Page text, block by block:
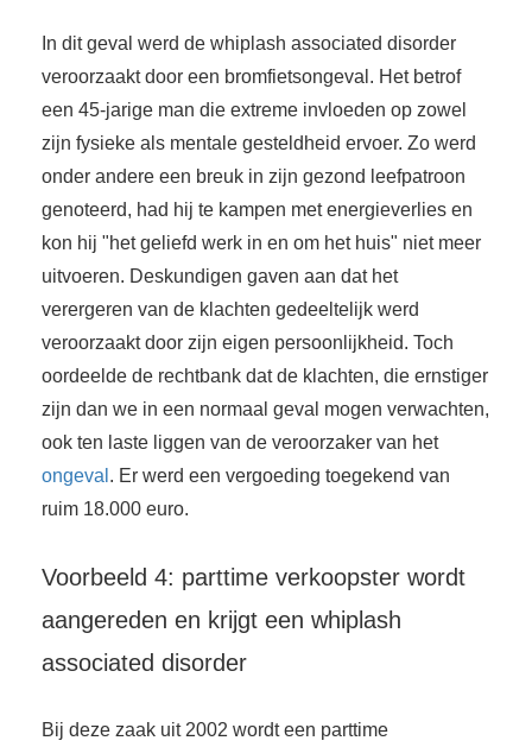
In dit geval werd de whiplash associated disorder
veroorzaakt door een bromfietsongeval. Het betrof
een 45-jarige man die extreme invloeden op zowel
zijn fysieke als mentale gesteldheid ervoer. Zo werd
onder andere een breuk in zijn gezond leefpatroon
genoteerd, had hij te kampen met energieverlies en
kon hij "het geliefd werk in en om het huis" niet meer
uitvoeren. Deskundigen gaven aan dat het
verergeren van de klachten gedeeltelijk werd
veroorzaakt door zijn eigen persoonlijkheid. Toch
oordeelde de rechtbank dat de klachten, die ernstiger
zijn dan we in een normaal geval mogen verwachten,
ook ten laste liggen van de veroorzaker van het
ongeval . Er werd een vergoeding toegekend van
ruim 18.000 euro.
Voorbeeld 4: parttime verkoopster wordt
aangereden en krijgt een whiplash
associated disorder
Bij deze zaak uit 2002 wordt een parttime